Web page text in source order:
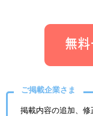
ご掲載企業さま
掲載内容の追加、修